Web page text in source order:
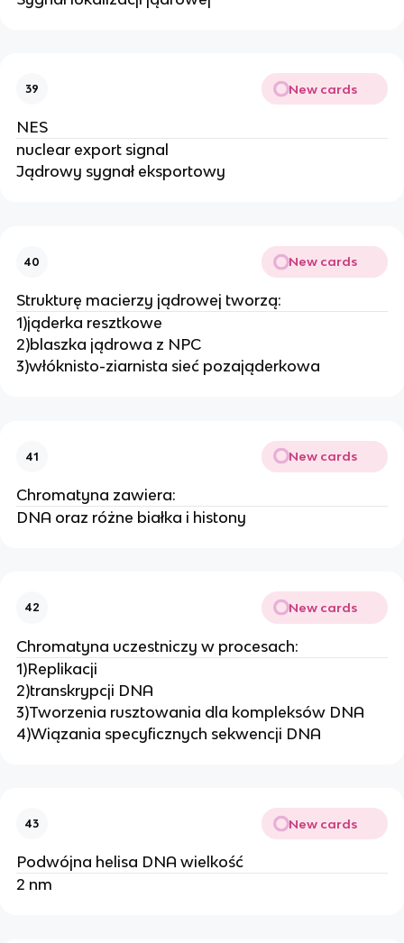
39 New cards
NES
nuclear export signal
Jądrowy sygnał eksportowy
40 New cards
Strukturę macierzy jądrowej tworzą:
1)jąderka resztkowe
2)blaszka jądrowa z NPC
3)włóknisto-ziarnista sieć pozająderkowa
41 New cards
Chromatyna zawiera:
DNA oraz różne białka i histony
42 New cards
Chromatyna uczestniczy w procesach:
1)Replikacji
2)transkrypcji DNA
3)Tworzenia rusztowania dla kompleksów DNA
4)Wiązania specyficznych sekwencji DNA
43 New cards
Podwójna helisa DNA wielkość
2 nm